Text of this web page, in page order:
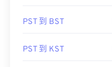
PST 到 BST
PST 到 KST